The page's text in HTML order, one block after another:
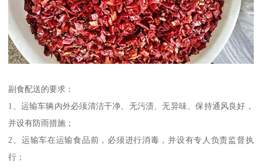
副食配送的要求：
1、运输车辆内外必须清洁干净、无污渍、无异味、保持通风良好，
并设有防雨措施；
2、运输车在运输食品前，必须进行消毒，并设有专人负责监督执
行；